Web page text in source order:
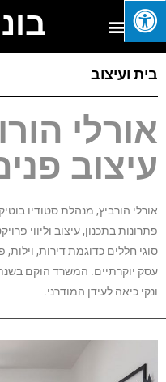
בית ועיצוב
אורלי
עיצוב
אורלי הורביץ, מנהלת סטודיו
פתרונות בתכנון, עיצוב וליווי
סוגי חללים כדוגמת דירות,
ונקי כיאה לעידן המודרני.